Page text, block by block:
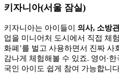
키자니아(서울 잠실)
키자니아는 아이들이 의사, 소방
업을 미니어처 도시에서 직접 체
화폐’를 벌고 사용하면서 진짜 사
감나게 체험해볼 수 있죠. 영어·
국인 아이도 쉽게 참여 가능합니